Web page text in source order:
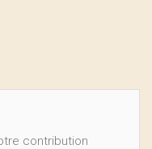
contribution